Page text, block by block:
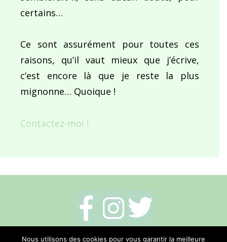
certains…
Ce sont assurément pour toutes ces
raisons, qu’il vaut mieux que j’écrive,
c’est encore là que je reste la plus
mignonne… Quoique !
Contactez-moi !
Mentions légales- Politique de cookies-
Nous utilisons des cookies pour vous garantir la meilleure